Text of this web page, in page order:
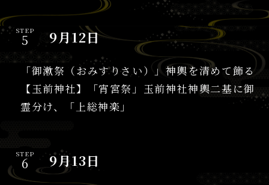
STEP 9月12日
「御漱祭（おみすりさい）」神輿を清めて飾る
【玉前神社】「宵宮祭」玉前神社神輿二基に御
霊分け、「上総神楽」
STEP 9月13日